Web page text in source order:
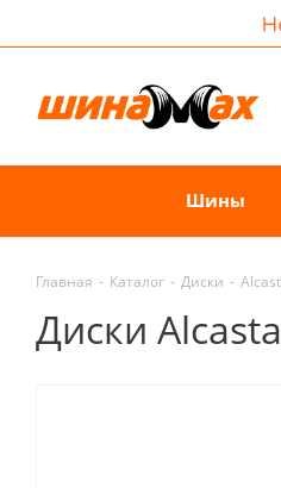
Шины
Главная - Каталог - Диски -
Диски